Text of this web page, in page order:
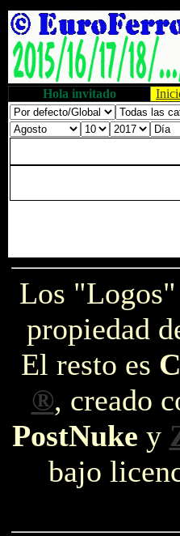
Hola invitado
Los
propiedad
El resto es
®, creado
PostNuke y
bajo